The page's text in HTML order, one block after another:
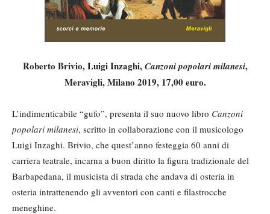
Roberto Brivio, Luigi Inzaghi,Canzoni popolari milanesi,
Meravigli, Milano 2019, 17,00 euro.
L’indimenticabile “gufo”, presenta il suo nuovo libro Canzoni
popolari milanesi, scritto in collaborazione con il musicologo
Luigi Inzaghi. Brivio, che quest’anno festeggia 60 anni di
carriera teatrale, incarna a buon diritto la figura tradizionale del
Barbapedana, il musicista di strada che andava di osteria in
osteria intrattenendo gli avventori con canti e filastrocche
meneghine.